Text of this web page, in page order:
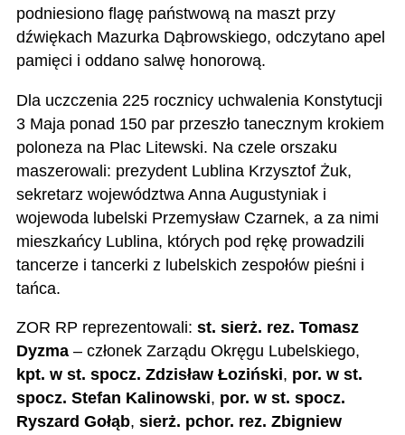
podniesiono flagę państwową na maszt przy
dźwiękach Mazurka Dąbrowskiego, odczytano apel
pamięci i oddano salwę honorową.
Dla uczczenia 225 rocznicy uchwalenia Konstytucji
3 Maja ponad 150 par przeszło tanecznym krokiem
poloneza na Plac Litewski. Na czele orszaku
maszerowali: prezydent Lublina Krzysztof Żuk,
sekretarz województwa Anna Augustyniak i
wojewoda lubelski Przemysław Czarnek, a za nimi
mieszkańcy Lublina, których pod rękę prowadzili
tancerze i tancerki z lubelskich zespołów pieśni i
tańca.
ZOR RP reprezentowali: st. sierż. rez. Tomasz
Dyzma– członek Zarządu Okręgu Lubelskiego,
kpt. w st. spocz. Zdzisław Łoziński, por. w st.
spocz. Stefan Kalinowski, por. w st. spocz.
Ryszard Gołąb, sierż. pchor. rez. Zbigniew